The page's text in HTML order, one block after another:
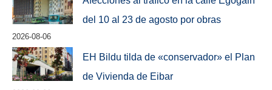
del 10 al 23 de agosto por obras
2026-08-06
EH Bildu tilda de «conservador» el Plan
de Vivienda de Eibar